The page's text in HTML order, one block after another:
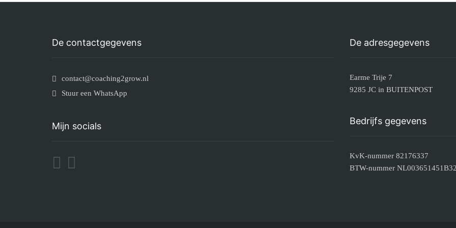
De contactgegevens
contact@coaching2grow.nl
Stuur een WhatsApp
Mijn socials
De adresgegevens
Earme Trije 7
9285 JC in BUITENPOST
Bedrijfs gegevens
KvK-nummer 82176337
BTW-nummer